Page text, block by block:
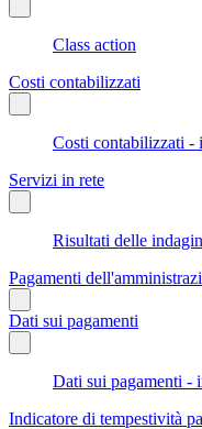
Class action
Costi contabilizzati
Costi contabilizzati -
Servizi in rete
Risultati delle
Pagamenti
Dati sui pagamenti
Dati sui pagamenti -
Indicatore di tempestività